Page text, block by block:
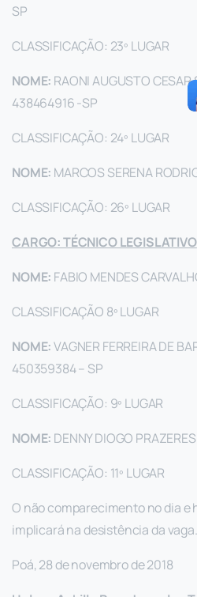
SP
CLASSIFICAÇÃO: 23º LUGAR
NOME: RAONI AUGUSTO
438464916 -SP
CLASSIFICAÇÃO: 24º LUGAR
NOME: MARCOS SERENA
CLASSIFICAÇÃO: 26º LUGAR
CARGO: TÉCNICO LEGISLATIVO
NOME: FABIO MENDES
CLASSIFICAÇÃO 8º LUGAR
NOME:VAGNER FERREIRA DE
450359384 – SP
CLASSIFICAÇÃO: 9º LUGAR
NOME: DENNY DIOGO
CLASSIFICAÇÃO: 11º LUGAR
O não comparecimento no dia e
implicará na desistência da vaga.
Poá, 28 de novembro de 2018